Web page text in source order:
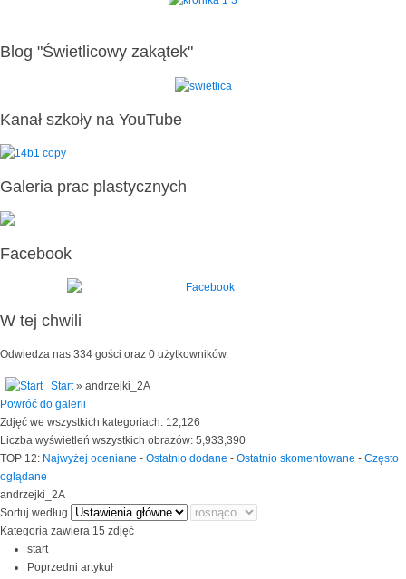
Blog "Świetlicowy zakątek"
Kanał szkoły na YouTube
Galeria prac plastycznych
Facebook
W tej chwili
Odwiedza nas 334 gości oraz 0 użytkowników.
Start» andrzejki_2A
Powróć do galerii
Zdjęć we wszystkich kategoriach: 12,126
Liczba wyświetleń wszystkich obrazów: 5,933,390
TOP 12: Najwyżej oceniane - Ostatnio dodane - Ostatnio skomentowane - Często
oglądane
andrzejki_2A
Sortuj według
Kategoria zawiera 15 zdjęć
start
Poprzedni artykuł